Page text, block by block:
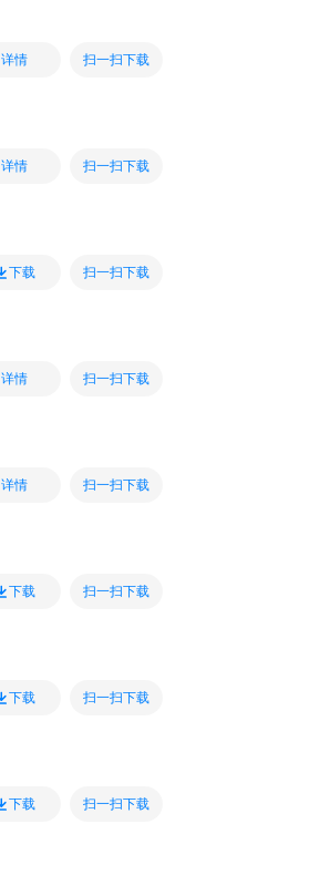
详情 扫一扫下载
详情 扫一扫下载
下载 扫一扫下载
详情 扫一扫下载
详情 扫一扫下载
下载 扫一扫下载
下载 扫一扫下载
下载 扫一扫下载